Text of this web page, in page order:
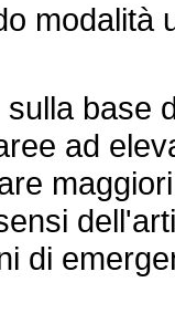
modalità
base
ad
di